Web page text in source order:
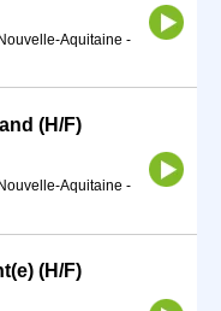
Aquitaine -
(H/F)
Aquitaine -
(H/F)